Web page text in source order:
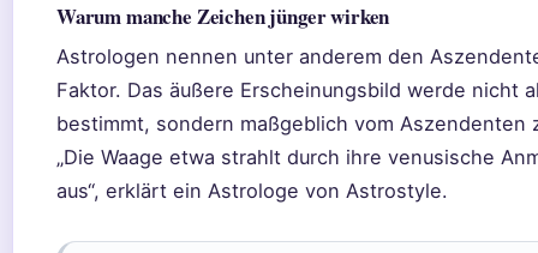
Warum manche Zeichen jünger wirken
Astrologen nennen unter anderem den
Faktor. Das äußere Erscheinungsbild werde nicht
bestimmt, sondern maßgeblich vom Aszendenten
„Die Waage etwa strahlt durch ihre venusische
aus“, erklärt ein Astrologe von Astrostyle.